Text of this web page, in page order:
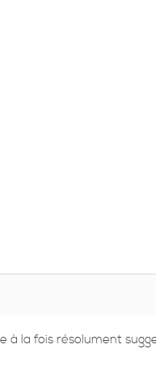
à la fois résolument